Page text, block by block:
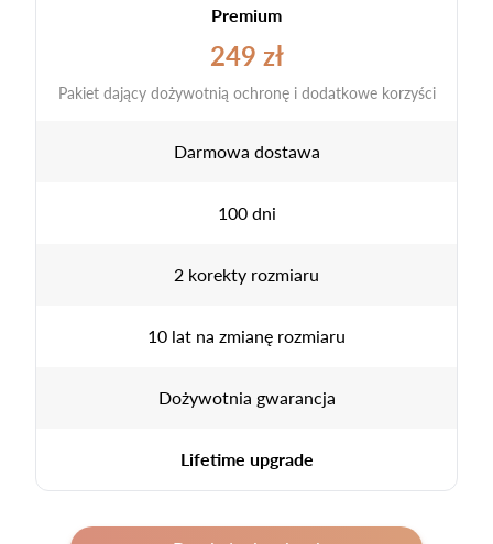
Premium
249 zł
Pakiet dający dożywotnią ochronę i dodatkowe korzyści
Darmowa dostawa
100 dni
2 korekty rozmiaru
10 lat na zmianę rozmiaru
Dożywotnia gwarancja
Lifetime upgrade